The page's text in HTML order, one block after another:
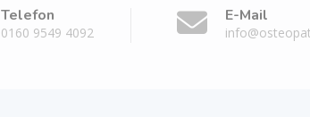
Telefon
0160 9549 4092
E-Mail